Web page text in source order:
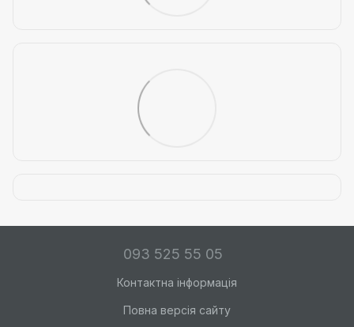
093 525 55 05
Контактна інформація
Повна версія сайту